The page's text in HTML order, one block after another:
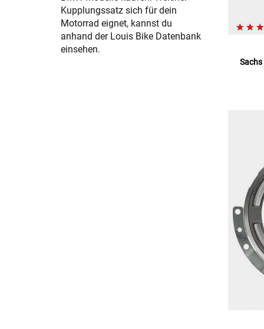
Kupplungssatz sich für dein
Motorrad eignet, kannst du
anhand der Louis Bike Datenbank
einsehen.